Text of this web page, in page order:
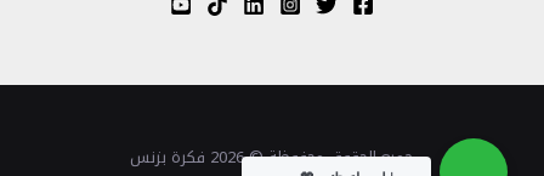
جميع الحقوق محفوظة © 2026 فكرة بزنس